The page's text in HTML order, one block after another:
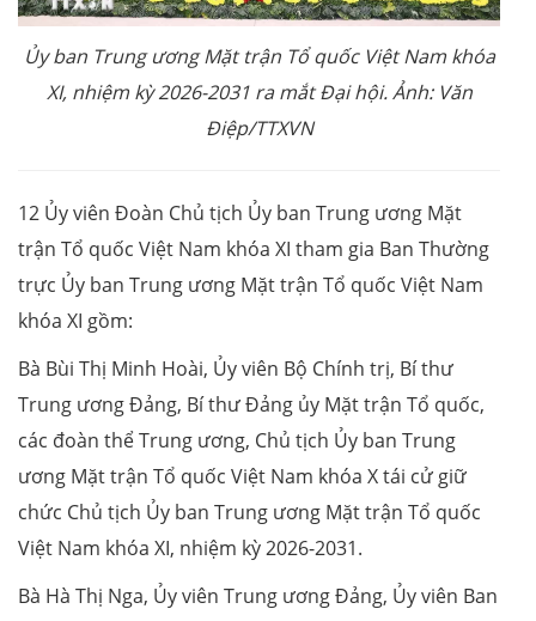
Ủy ban Trung ương Mặt trận Tổ quốc Việt Nam khóa
XI, nhiệm kỳ 2026-2031 ra mắt Đại hội. Ảnh: Văn
Điệp/TTXVN
12 Ủy viên Đoàn Chủ tịch Ủy ban Trung ương Mặt
trận Tổ quốc Việt Nam khóa XI tham gia Ban Thường
trực Ủy ban Trung ương Mặt trận Tổ quốc Việt Nam
khóa XI gồm:
Bà Bùi Thị Minh Hoài, Ủy viên Bộ Chính trị, Bí thư
Trung ương Đảng, Bí thư Đảng ủy Mặt trận Tổ quốc,
các đoàn thể Trung ương, Chủ tịch Ủy ban Trung
ương Mặt trận Tổ quốc Việt Nam khóa X tái cử giữ
chức Chủ tịch Ủy ban Trung ương Mặt trận Tổ quốc
Việt Nam khóa XI, nhiệm kỳ 2026-2031.
Bà Hà Thị Nga, Ủy viên Trung ương Đảng, Ủy viên Ban